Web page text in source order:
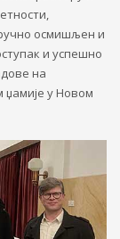
осмишљен и
и успешно
на
џамије у Новом